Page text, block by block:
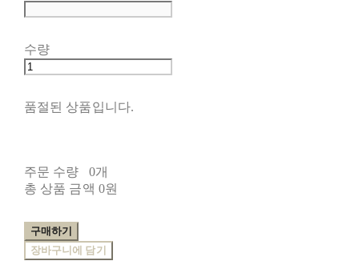
수량
품절된 상품입니다.
주문 수량
0개
총 상품 금액 0원
구매하기
장바구니에 담기